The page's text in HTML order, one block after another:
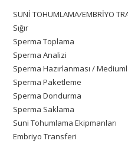
SUNİ TOHUMLAMA/EMBRİYO
Sığır
Sperma Toplama
Sperma Analizi
Sperma Hazırlanması /
Sperma Paketleme
Sperma Dondurma
Sperma Saklama
Suni Tohumlama Ekipmanları
Embriyo Transferi